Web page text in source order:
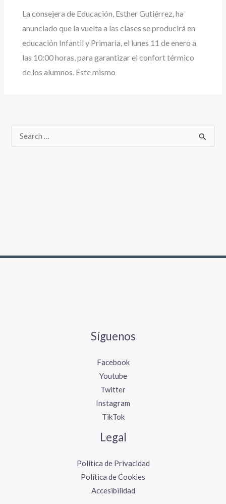
La consejera de Educación, Esther Gutiérrez, ha
anunciado que la vuelta a las clases se producirá en
educación Infantil y Primaria, el lunes 11 de enero a
las 10:00 horas, para garantizar el confort térmico
de los alumnos. Este mismo
Síguenos
Facebook
Youtube
Twitter
Instagram
TikTok
Legal
Política de Privacidad
Política de Cookies
Accesibilidad